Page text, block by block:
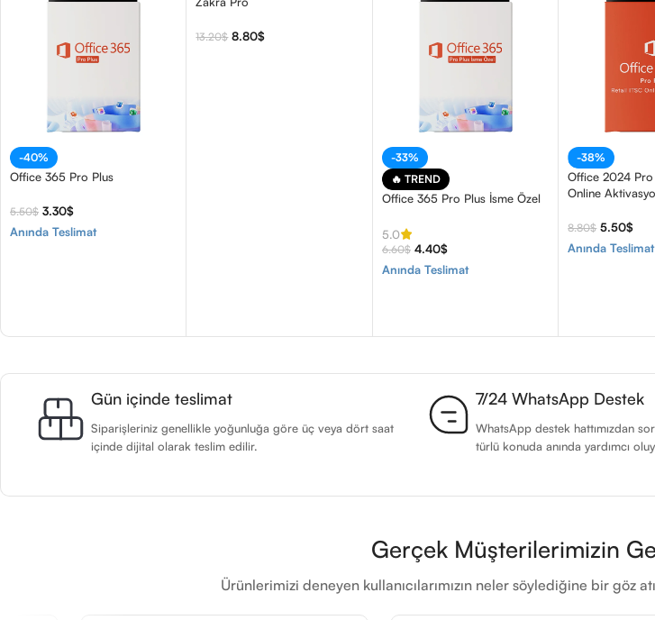
-40%
Office 365 Pro Plus
5.50$ 3.30$
Anında Teslimat
13.20$ 8.80$
-33%
🔥 TREND
Office 365 Pro Plus İsme Özel
5.0
6.60$ 4.40$
Anında Teslimat
-38%
Office 2024 Pro
Online
8.80$ 5.50$
Anında Teslimat
Gün içinde teslimat
Siparişleriniz genellikle yoğunluğa göre üç veya dört saat
içinde dijital olarak teslim edilir.
7/24 WhatsApp Destek
WhatsApp destek hattımızdan
türlü konuda anında yardımcı
Gerçek Müşterilerimizin
Ürünlerimizi deneyen kullanıcılarımızın neler söylediğine bir göz